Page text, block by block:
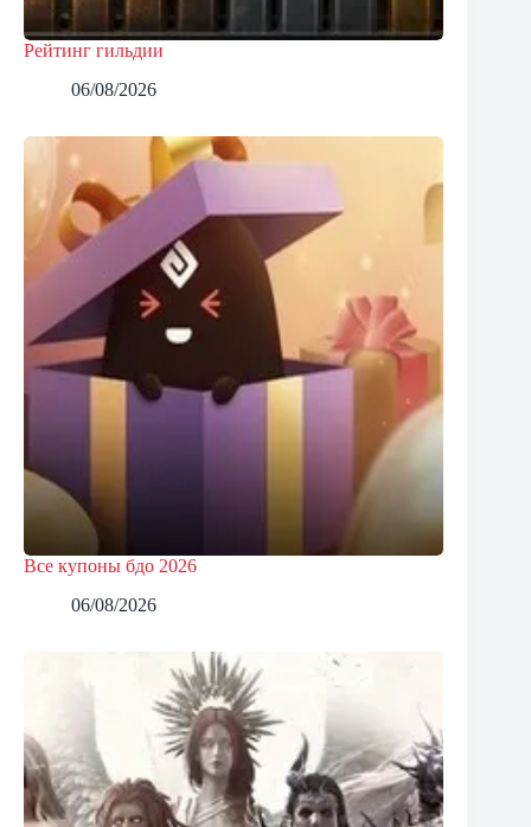
Рейтинг гильдии
06/08/2026
Все купоны бдо 2026
06/08/2026